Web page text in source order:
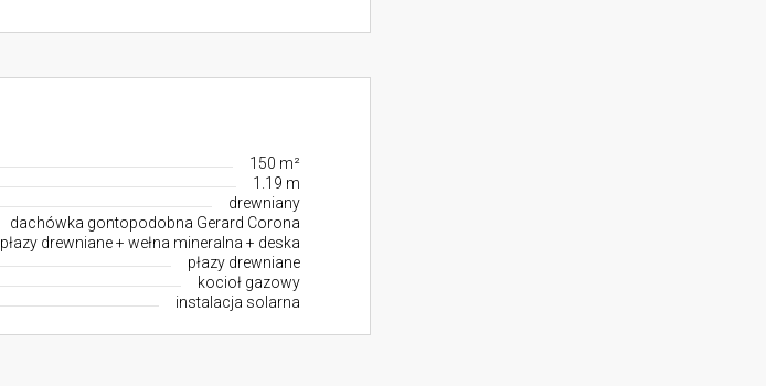
150 m²
1.19 m
drewniany
dachówka gontopodobna Gerard Corona
płazy drewniane + wełna mineralna + deska
płazy drewniane
kocioł gazowy
instalacja solarna